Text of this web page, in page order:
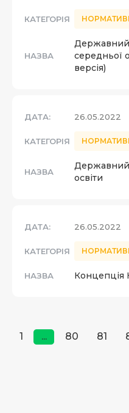
КАТЕГОРІЯ
НАЗВА
Державний
середньої
версія)
ДАТА: 26.05.2022
КАТЕГОРІЯ
НАЗВА
Державний
освіти
ДАТА: 26.05.2022
КАТЕГОРІЯ
НАЗВА Концепція
1 ... 80 81